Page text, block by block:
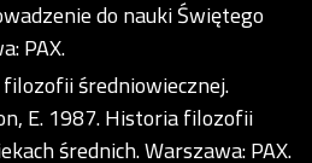
do nauki Świętego
PAX.
filozofii średniowiecznej.
E. 1987. Historia filozofii
średnich. Warszawa: PAX.